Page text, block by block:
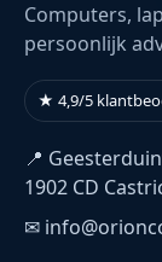
Computers,
persoonlijk
★ 4,9/5
📍
1902 CD
✉